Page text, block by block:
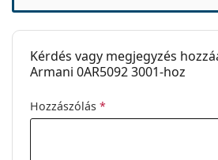
Kérdés vagy megjegyzés
Armani 0AR5092 3001-hoz
Hozzászólás *